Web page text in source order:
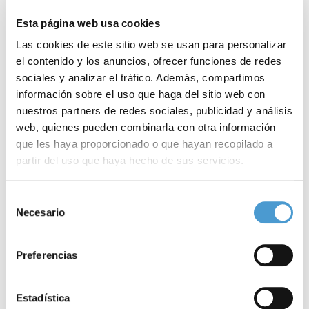
Esta página web usa cookies
Las cookies de este sitio web se usan para personalizar
el contenido y los anuncios, ofrecer funciones de redes
sociales y analizar el tráfico. Además, compartimos
información sobre el uso que haga del sitio web con
nuestros partners de redes sociales, publicidad y análisis
web, quienes pueden combinarla con otra información
que les haya proporcionado o que hayan recopilado a
partir del uso que haya hecho de sus servicios.
de cookies
Necesario
Preferencias
Estadística
desarrollo y a sus familias, «reflexionar
nuestra acción con respecto a principios éticos esuna
constantea la que no vamos a renunciar».
Entre los ponentes destacanXabier Etxbarria, catedrático
emérito de Ética de la Universidad de Deusto;
Augusto Domingo
Moratalla, profesor de Filosofía Moral y Política en la Universidad
de Valencia;Patricia Calvo , de la Universidad Jaime I y Fundación
de Arbitraje, Quejas y Deontología del Periodismo de la FAPE.
inclusión España
Proyecto Ético
de la confederación en el marco estratégico ‘Ganamos en